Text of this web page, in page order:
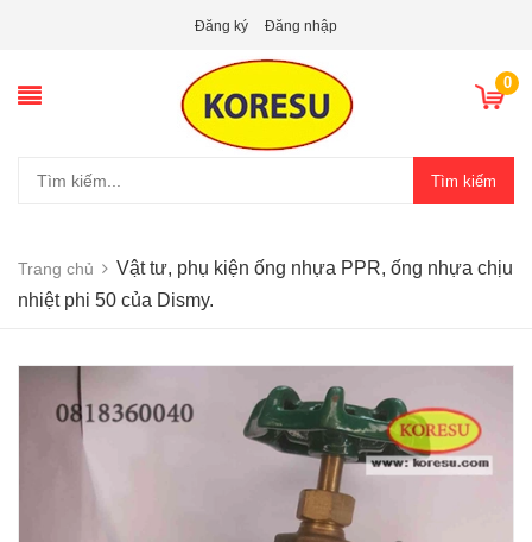
Đăng ký Đăng nhập
0
Tìm kiếm
Trang chủ
Vật tư, phụ kiện ống nhựa PPR, ống nhựa chịu
nhiệt phi 50 của Dismy.